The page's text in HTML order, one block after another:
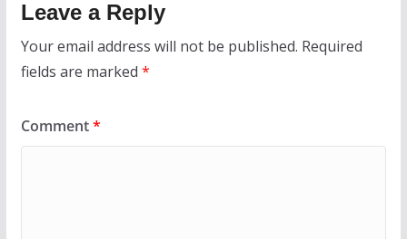
Leave a Reply
Your email address will not be published. Required
fields are marked *
Comment*